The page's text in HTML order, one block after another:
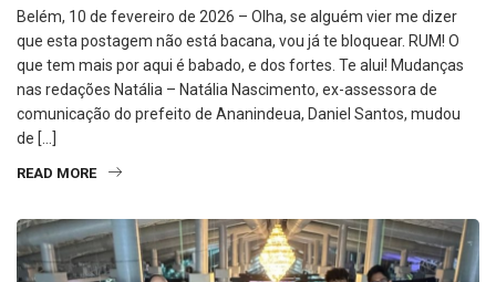
Belém, 10 de fevereiro de 2026 – Olha, se alguém vier me dizer
que esta postagem não está bacana, vou já te bloquear. RUM! O
que tem mais por aqui é babado, e dos fortes. Te alui! Mudanças
nas redações Natália – Natália Nascimento, ex-assessora de
comunicação do prefeito de Ananindeua, Daniel Santos, mudou
de […]
READ MORE